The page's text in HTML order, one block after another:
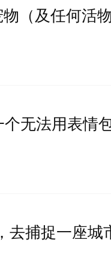
（及任何活
无法用表情
去捕捉一座城